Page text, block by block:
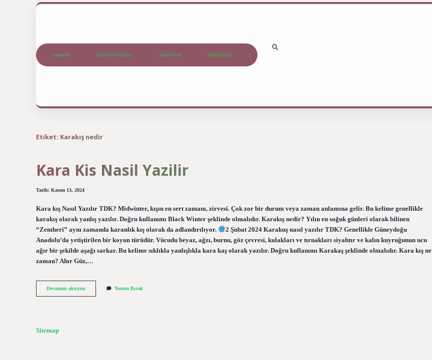
Anasayfa Gizlilik Politikası Yasal Uyarı Hakkımızda
Etiket: Karakış nedir
Kara Kis Nasil Yazilir
Tarih: Kasım 13, 2024
Kara kış Nasıl Yazılır TDK? Midwinter, kışın en sert zamanı, zirvesi. Çok zor bir durum veya zaman anlamına gelir. Bu kelime genellikle
karakış olarak yanlış yazılır. Doğru kullanımı Black Winter şeklinde olmalıdır. Karakış nedir? Yılın en soğuk günleri olarak bilinen
“Zemheri” aynı zamanda karanlık kış olarak da adlandırılıyor.
2 Şubat 2024 Karakuş nasıl yazılır TDK? Genellikle Güneydoğu
Anadolu’da yetiştirilen bir koyun türüdür. Vücudu beyaz, ağzı, burnu, göz çevresi, kulakları ve tırnakları siyahtır ve kalın kuyruğunun ucu
ağır bir şekilde aşağı sarkar. Bu kelime sıklıkla yanlışlıkla kara kaş olarak yazılır. Doğru kullanımı Karakaş şeklinde olmalıdır. Kara kış ne
zaman? Ahır Güz,…
Devamını okuyun
Kis
Yorum Bırak
Sitemap